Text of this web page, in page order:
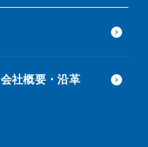
会社概要・沿革